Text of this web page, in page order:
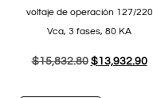
voltaje de operación 127/220
Vca, 3 fases, 80 KA
$15,832.80 $13,932.90